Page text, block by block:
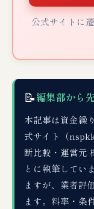
公式サイトに
📝編集部から
本記事は資金繰
式サイト（
断比較・運営元
とに執筆してい
ますが、業者評
ます。料率・条